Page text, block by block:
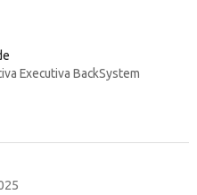
Executiva BackSystem